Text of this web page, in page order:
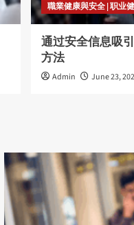
職業健康與安全 | 职业
通过安全信息吸
方法
Admin June 23,